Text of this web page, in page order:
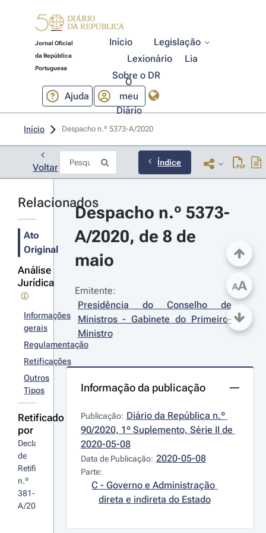
Jornal Oficial
da República
Portuguesa
Início
Legislação
Lexionário
Lia
Sobre o DR
Ajuda
O
meu
Diário
Início Despacho n.º 5373-A/2020
Voltar Índice
Relacionados
Ato
Original
Análise
Jurídica
Informações
gerais
Regulamentação
Retificações
Outros
Tipos
Retificado
por
Declaração
de
Retificação
n.º
381-
A/2020
Despacho n.º 5373-
A/2020, de 8 de
maio
Emitente:
Presidência do Conselho de
Ministros - Gabinete do Primeiro-
Ministro
Informação da publicação
Publicação: Diário da República n.º
90/2020, 1º Suplemento, Série II de
2020-05-08
Data de Publicação: 2020-05-08
Parte:
C - Governo e Administração
direta e indireta do Estado
AA